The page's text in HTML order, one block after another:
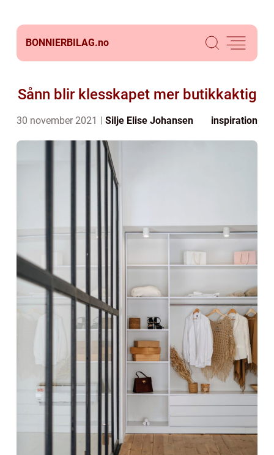
BONNIERBILAG.no
Sånn blir klesskapet mer butikkaktig
30 november 2021 Silje Elise Johansen inspiration